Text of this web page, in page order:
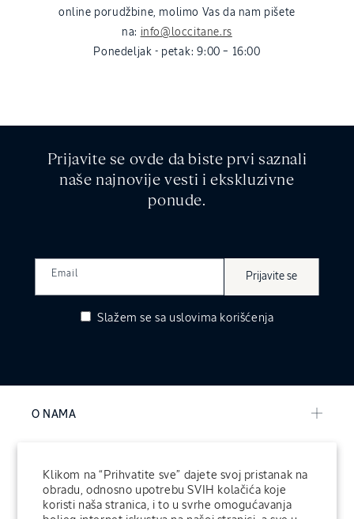
Klikom na “Prihvatite sve” dajete svoj pristanak na
obradu, odnosno upotrebu SVIH kolačića koje
koristi naša stranica, i to u svrhe omogućavanja
online porudžbine, molimo Vas da nam pišete
na: info@loccitane.rs
Ponedeljak - petak: 9:00 – 16:00
Prijavite se ovde da biste prvi saznali
naše najnovije vesti i ekskluzivne
ponude.
Email Prijavite se
Slažem se sa uslovima korišćenja
O NAMA
KORPORATIVNE INFORMACIJE